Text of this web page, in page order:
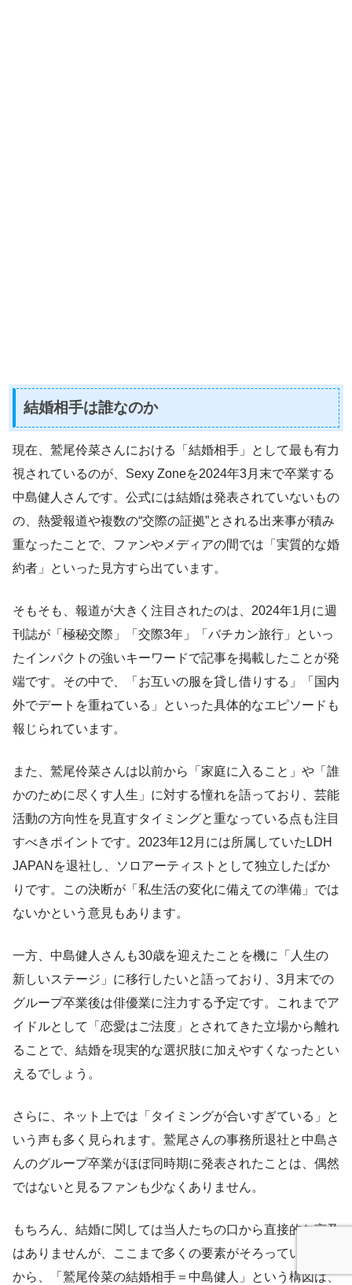
結婚相手は誰なのか
現在、鷲尾伶菜さんにおける「結婚相手」として最も有力
視されているのが、Sexy Zoneを2024年3月末で卒業する
中島健人さんです。公式には結婚は発表されていないもの
の、熱愛報道や複数の“交際の証拠”とされる出来事が積み
重なったことで、ファンやメディアの間では「実質的な婚
約者」といった見方すら出ています。
そもそも、報道が大きく注目されたのは、2024年1月に週
刊誌が「極秘交際」「交際3年」「バチカン旅行」といっ
たインパクトの強いキーワードで記事を掲載したことが発
端です。その中で、「お互いの服を貸し借りする」「国内
外でデートを重ねている」といった具体的なエピソードも
報じられています。
また、鷲尾伶菜さんは以前から「家庭に入ること」や「誰
かのために尽くす人生」に対する憧れを語っており、芸能
活動の方向性を見直すタイミングと重なっている点も注目
すべきポイントです。2023年12月には所属していたLDH
JAPANを退社し、ソロアーティストとして独立したばか
りです。この決断が「私生活の変化に備えての準備」では
ないかという意見もあります。
一方、中島健人さんも30歳を迎えたことを機に「人生の
新しいステージ」に移行したいと語っており、3月末での
グループ卒業後は俳優業に注力する予定です。これまでア
イドルとして「恋愛はご法度」とされてきた立場から離れ
ることで、結婚を現実的な選択肢に加えやすくなったとい
えるでしょう。
さらに、ネット上では「タイミングが合いすぎている」と
いう声も多く見られます。鷲尾さんの事務所退社と中島さ
んのグループ卒業がほぼ同時期に発表されたことは、偶然
ではないと見るファンも少なくありません。
もちろん、結婚に関しては当人たちの口から直接的な言及
はありませんが、ここまで多くの要素がそろっていること
から、「鷲尾伶菜の結婚相手＝中島健人」という構図は、